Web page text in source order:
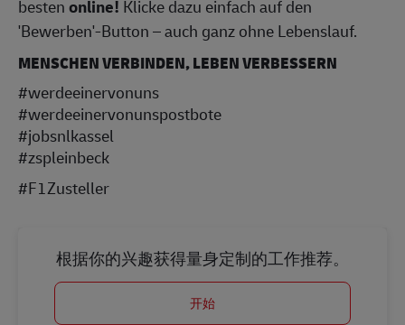
bestenonline! Klicke dazu einfach auf den
'Bewerben'-Button – auch ganz ohne Lebenslauf.
MENSCHEN VERBINDEN, LEBEN VERBESSERN
#werdeeinervonuns
#werdeeinervonunspostbote
#jobsnlkassel
#zspleinbeck
#F1Zusteller
根据你的兴趣获得量身定制的工作推荐。
开始